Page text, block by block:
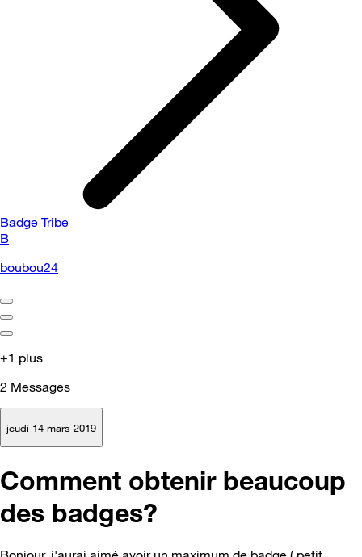
Badge Tribe
B
boubou24
+1 plus
2 Messages
jeudi 14 mars 2019
Comment obtenir beaucoup
des badges?